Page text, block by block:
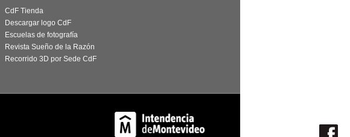
CdF Tienda
Descargar logo CdF
Escuelas de fotografía
Revista Sueño de la Razón
Recorrido 3D por Sede CdF